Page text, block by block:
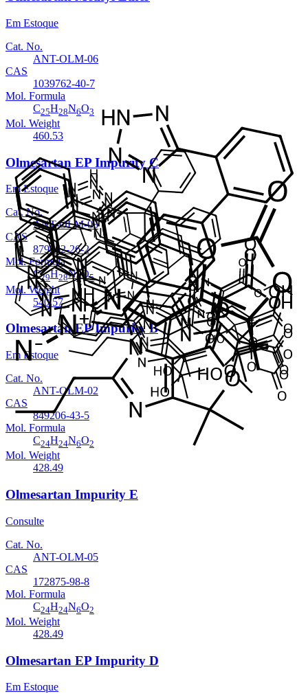
Em Estoque
Cat. No.
ANT-OLM-06
CAS
1039762-40-7
Mol. Formula
C25H28N6O3
Mol. Weight
460.53
Olmesartan EP Impurity C
Em Estoque
Cat. No.
ANT-OLM-03
CAS
879562-26-2
Mol. Formula
C29H28N6O5
Mol. Weight
540.57
Olmesartan EP Impurity B
Em Estoque
Cat. No.
ANT-OLM-02
CAS
849206-43-5
Mol. Formula
C24H24N6O2
Mol. Weight
428.49
Olmesartan Impurity E
Consulte
Cat. No.
ANT-OLM-05
CAS
172875-98-8
Mol. Formula
C24H24N6O2
Mol. Weight
428.49
Olmesartan EP Impurity D
Em Estoque